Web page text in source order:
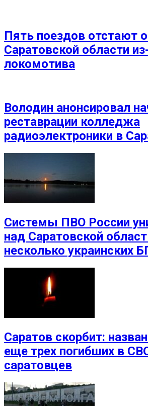
Пять поездов отстают
Саратовской области
локомотива
Володин анонсировал
реставрации колледжа
радиоэлектроники в
Системы ПВО России
над Саратовской
несколько украинских
Саратов скорбит:
еще трех погибших в
саратовцев